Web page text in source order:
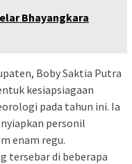
Bhayangkara
Boby Saktia Putra
kesiapsiagaan
pada tahun ini. Ia
personil
enam regu.
tersebar di beberapa